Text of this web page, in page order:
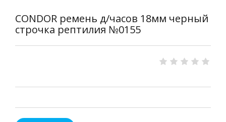
CONDOR ремень д/часов 18мм черный
строчка рептилия №0155